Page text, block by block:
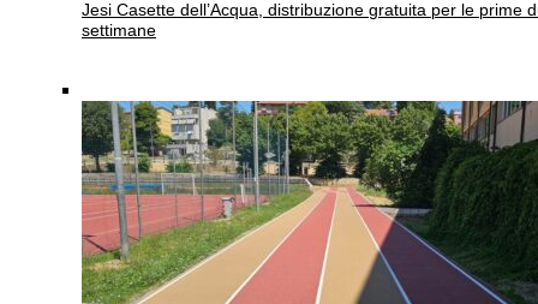
Jesi Casette dell’Acqua, distribuzione gratuita per le prime
settimane